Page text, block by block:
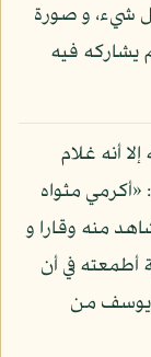
شيء، و صورة
يشاركه فيه
أنه غلام
مثواه
منه وقارا و
أطمعته في أن
يوسف من